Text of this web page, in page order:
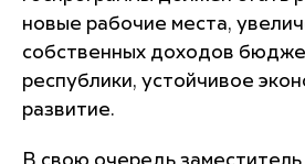
новые рабочие места,
собственных доходов
республики, устойчивое
развитие.